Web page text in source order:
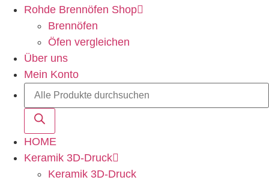
Rohde Brennöfen Shop
Brennöfen
Öfen vergleichen
Über uns
Mein Konto
HOME
Keramik 3D-Druck
Keramik 3D-Druck